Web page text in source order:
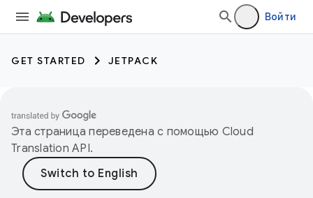
Войти
GET STARTED JETPACK
Эта страница переведена с помощью Cloud
Translation API.